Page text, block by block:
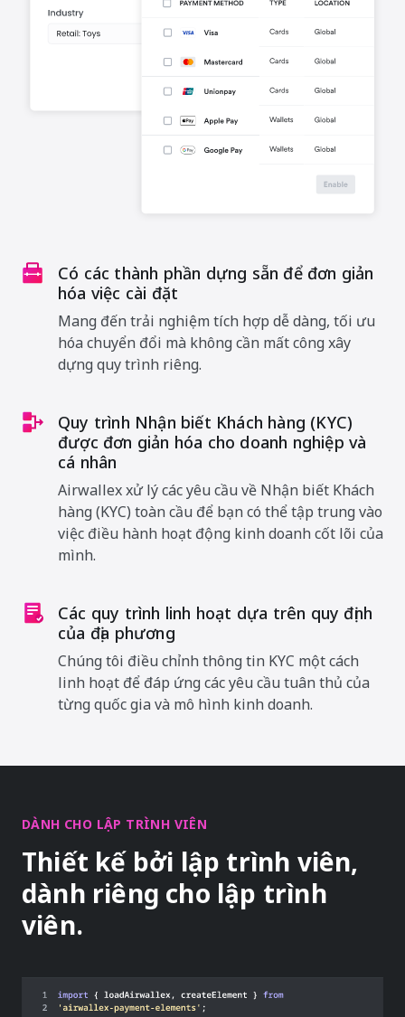
Có các thành phần dựng sẵn để đơn giản
hóa việc cài đặt
Mang đến trải nghiệm tích hợp dễ dàng, tối ưu
hóa chuyển đổi mà không cần mất công xây
dựng quy trình riêng.
Quy trình Nhận biết Khách hàng (KYC)
được đơn giản hóa cho doanh nghiệp và
cá nhân
Airwallex xử lý các yêu cầu về Nhận biết Khách
hàng (KYC) toàn cầu để bạn có thể tập trung vào
việc điều hành hoạt động kinh doanh cốt lõi của
mình.
Các quy trình linh hoạt dựa trên quy định
của địa phương
Chúng tôi điều chỉnh thông tin KYC một cách
linh hoạt để đáp ứng các yêu cầu tuân thủ của
từng quốc gia và mô hình kinh doanh.
DÀNH CHO LẬP TRÌNH VIÊN
Thiết kế bởi lập trình viên,
dành riêng cho lập trình
viên.